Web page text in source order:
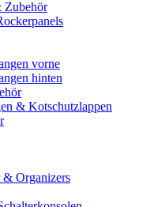
Zubehör
vorne
hinten
& Kotschutzlappen
& Organizers